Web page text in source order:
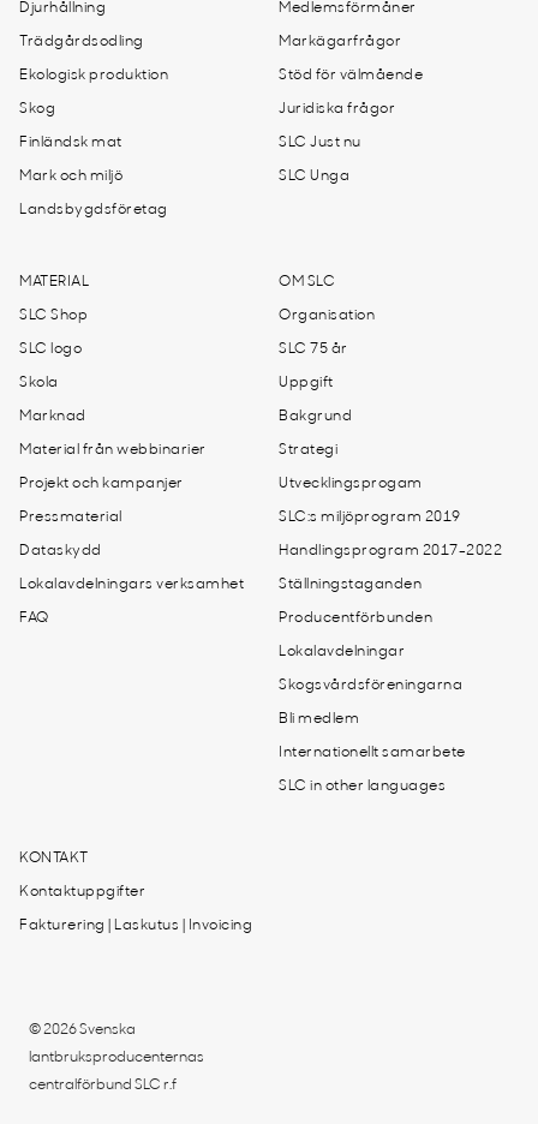
Djurhållning
Trädgårdsodling
Ekologisk produktion
Skog
Finländsk mat
Mark och miljö
Landsbygdsföretag
Medlemsförmåner
Markägarfrågor
Stöd för välmående
Juridiska frågor
SLC Just nu
SLC Unga
MATERIAL
SLC Shop
SLC logo
Skola
Marknad
Material från webbinarier
Projekt och kampanjer
Pressmaterial
Dataskydd
Lokalavdelningars verksamhet
FAQ
OM SLC
Organisation
SLC 75 år
Uppgift
Bakgrund
Strategi
Utvecklingsprogam
SLC:s miljöprogram 2019
Handlingsprogram 2017-2022
Ställningstaganden
Producentförbunden
Lokalavdelningar
Skogsvårdsföreningarna
Bli medlem
Internationellt samarbete
SLC in other languages
KONTAKT
Kontaktuppgifter
Fakturering | Laskutus | Invoicing
© 2026 Svenska
lantbruksproducenternas
centralförbund SLC r.f